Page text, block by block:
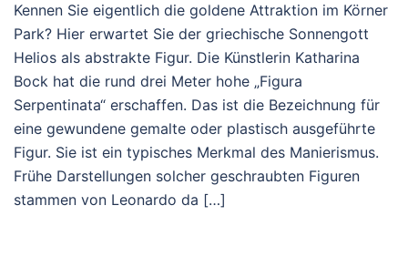
Kennen Sie eigentlich die goldene Attraktion im Körner
Park? Hier erwartet Sie der griechische Sonnengott
Helios als abstrakte Figur. Die Künstlerin Katharina
Bock hat die rund drei Meter hohe „Figura
Serpentinata“ erschaffen. Das ist die Bezeichnung für
eine gewundene gemalte oder plastisch ausgeführte
Figur. Sie ist ein typisches Merkmal des Manierismus.
Frühe Darstellungen solcher geschraubten Figuren
stammen von Leonardo da […]